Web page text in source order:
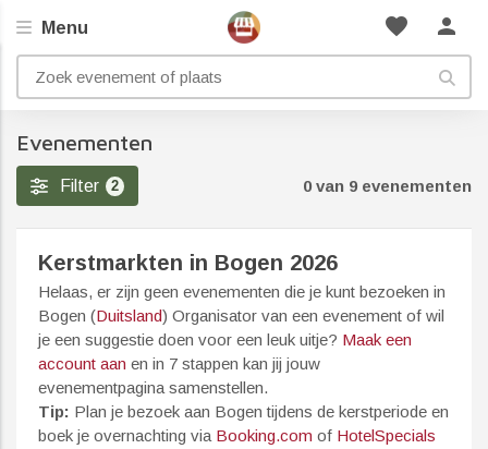
favorite person
Menu
Evenementen
Filter 2 0 van 9 evenementen
Kerstmarkten in Bogen 2026
Helaas, er zijn geen evenementen die je kunt bezoeken in
Bogen (Duitsland) Organisator van een evenement of wil
je een suggestie doen voor een leuk uitje? Maak een
account aan en in 7 stappen kan jij jouw
evenementpagina samenstellen.
Tip: Plan je bezoek aan Bogen tijdens de kerstperiode en
boek je overnachting via Booking.com of HotelSpecials